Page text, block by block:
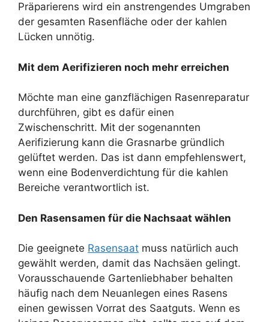
Präparierens wird ein anstrengendes Umgraben
der gesamten Rasenfläche oder der kahlen
Lücken unnötig.
Mit dem Aerifizieren noch mehr erreichen
Möchte man eine ganzflächigen Rasenreparatur
durchführen, gibt es dafür einen
Zwischenschritt. Mit der sogenannten
Aerifizierung kann die Grasnarbe gründlich
gelüftet werden. Das ist dann empfehlenswert,
wenn eine Bodenverdichtung für die kahlen
Bereiche verantwortlich ist.
Den Rasensamen für die Nachsaat wählen
Die geeignete Rasensaat muss natürlich auch
gewählt werden, damit das Nachsäen gelingt.
Vorausschauende Gartenliebhaber behalten
häufig nach dem Neuanlegen eines Rasens
einen gewissen Vorrat des Saatguts. Wenn es